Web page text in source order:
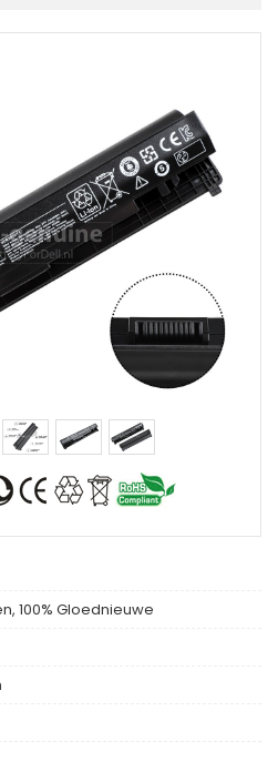
100% Gloednieuwe